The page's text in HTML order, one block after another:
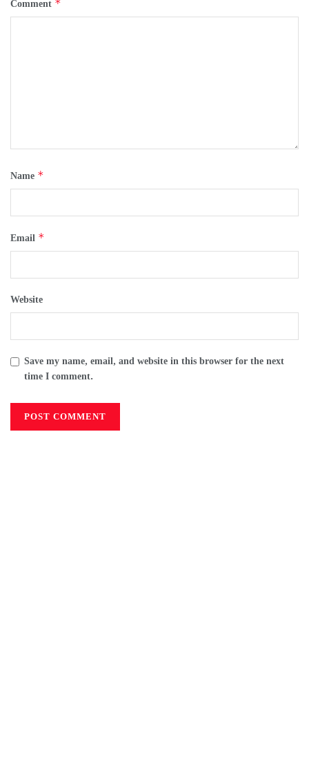
Comment *
Name *
Email *
Website
Save my name, email, and website in this browser for the next
time I comment.